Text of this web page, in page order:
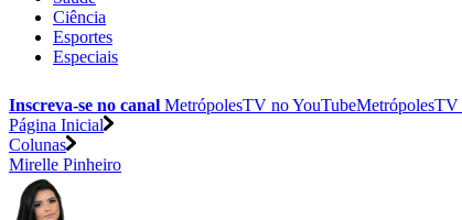
Ciência
Esportes
Especiais
Inscreva-se no canal MetrópolesTV noYouTubeMetrópolesTV
Página Inicial
Colunas
Mirelle Pinheiro